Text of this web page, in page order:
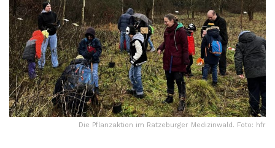
Die Pflanzaktion im Ratzeburger Medizinwald. Foto: hfr